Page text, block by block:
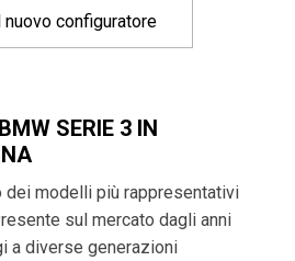
nuovo configuratore
SERIE 3 IN
dei modelli più rappresentativi
sul mercato dagli anni
a diverse generazioni